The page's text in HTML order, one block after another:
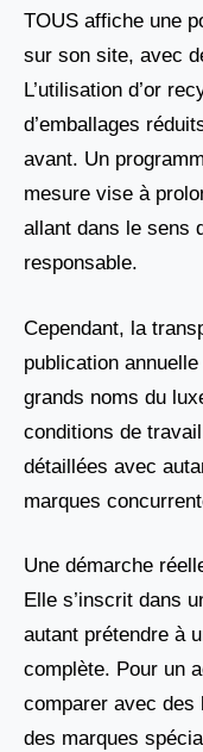
TOUS affiche une
sur son site, avec
L’utilisation d’or
d’emballages
avant. Un
mesure vise à
allant dans le sens
responsable.
Cependant, la
publication
grands noms du
conditions de
détaillées avec
marques
Une démarche
Elle s’inscrit dans
autant prétendre à
complète. Pour un
comparer avec des
des marques